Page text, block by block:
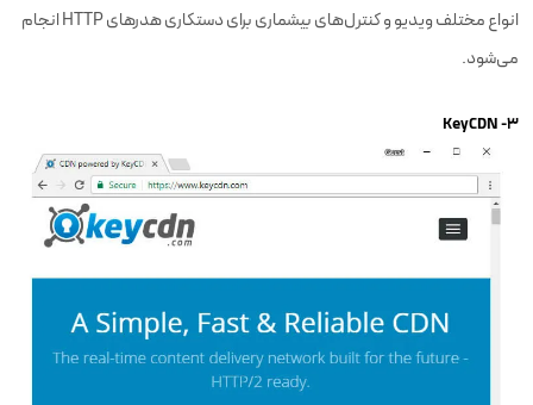
انواع مختلف ویدیو و کنترل‌های بیشماری برای دستکاری هدرهای HTTP انجام
می‌شود.
۳- KeyCDN